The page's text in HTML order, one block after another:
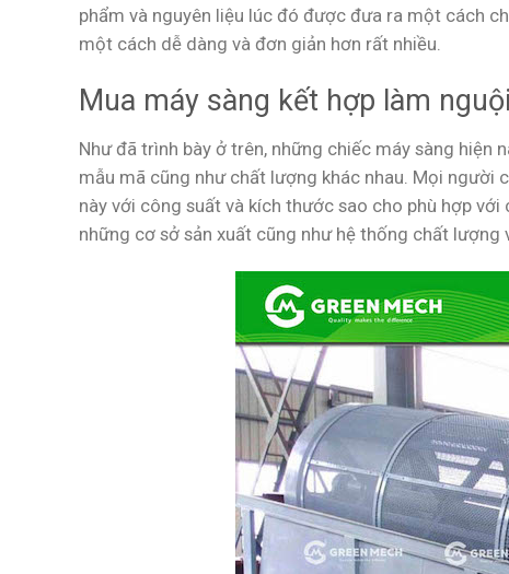
phẩm và nguyên liệu lúc đó được đưa ra một cách
một cách dễ dàng và đơn giản hơn rất nhiều.
Mua máy sàng kết hợp làm
Như đã trình bày ở trên, những chiếc máy sàng hiện
mẫu mã cũng như chất lượng khác nhau. Mọi người
này với công suất và kích thước sao cho phù hợp
những cơ sở sản xuất cũng như hệ thống chất